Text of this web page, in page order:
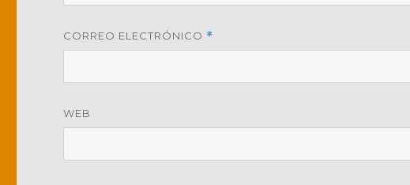
CORREO ELECTRÓNICO *
WEB